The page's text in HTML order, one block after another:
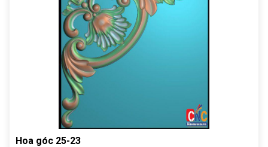
Hoa góc 25-23